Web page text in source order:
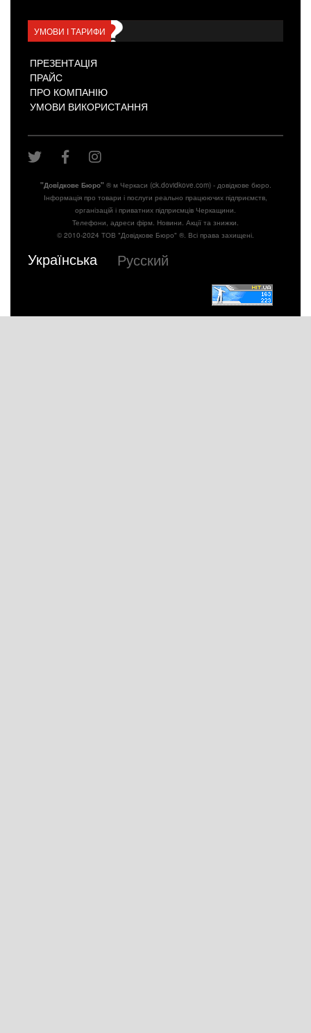
УМОВИ І ТАРИФИ
ПРЕЗЕНТАЦІЯ
ПРАЙС
ПРО КОМПАНІЮ
УМОВИ ВИКОРИСТАННЯ
"Довiдкове Бюро"® м Черкаси (ck.dovidkove.com) - довідкове бюро.
Інформація про товари і послуги реально працюючих підприємств,
організацій і приватних підприємців Черкащини.
Телефони, адреси фірм. Новини. Акції та знижки.
© 2010-2024 ТОВ "Довідкове Бюро" ®. Всі права захищені.
Українська Русский